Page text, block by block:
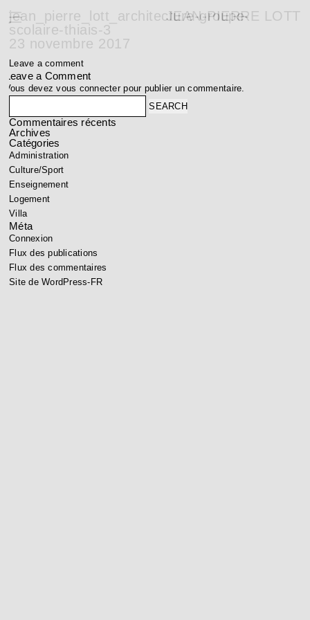
JEAN-PIERRE LOTT
jean_pierre_lott_architecture-groupe-
scolaire-thiais-3
23 novembre 2017
Leave a comment
Leave a Comment
Vous devezvous connecterpour publier un commentaire.
Commentaires récents
Archives
Catégories
Administration
Culture/Sport
Enseignement
Logement
Villa
Méta
Connexion
Flux des publications
Flux des commentaires
Site de WordPress-FR